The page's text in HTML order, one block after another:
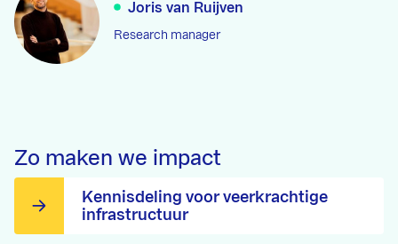
Joris van Ruijven
Research manager
Zo maken we impact
Kennisdeling voor veerkrachtige
infrastructuur